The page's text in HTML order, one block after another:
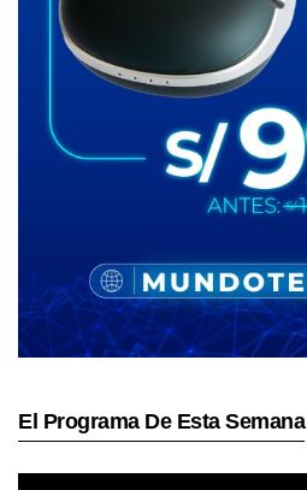
El Programa De Esta Semana